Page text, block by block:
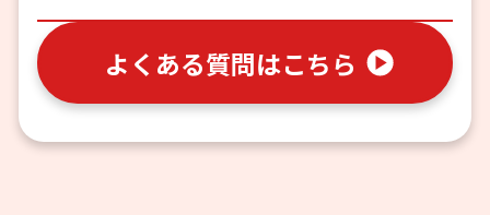
よくある質問はこちら